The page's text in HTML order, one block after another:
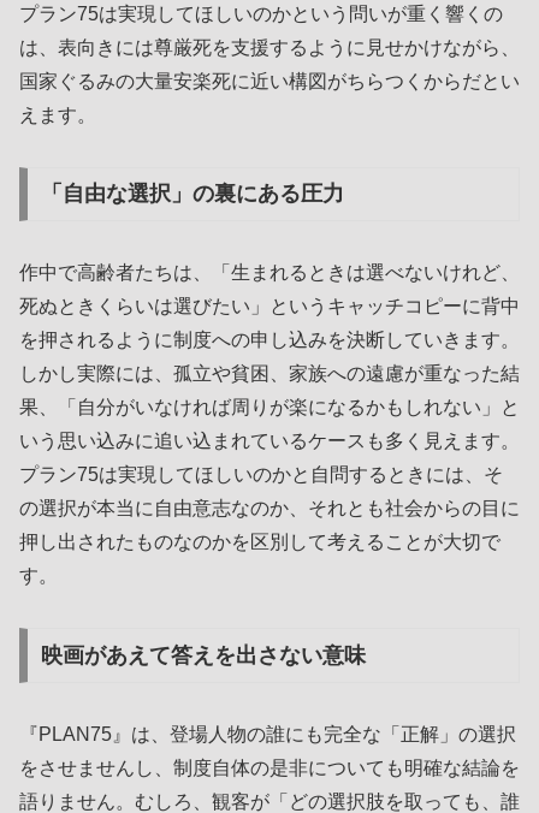
プラン75は実現してほしいのかという問いが重く響くの
は、表向きには尊厳死を支援するように見せかけながら、
国家ぐるみの大量安楽死に近い構図がちらつくからだとい
えます。
「自由な選択」の裏にある圧力
作中で高齢者たちは、「生まれるときは選べないけれど、
死ぬときくらいは選びたい」というキャッチコピーに背中
を押されるように制度への申し込みを決断していきます。
しかし実際には、孤立や貧困、家族への遠慮が重なった結
果、「自分がいなければ周りが楽になるかもしれない」と
いう思い込みに追い込まれているケースも多く見えます。
プラン75は実現してほしいのかと自問するときには、そ
の選択が本当に自由意志なのか、それとも社会からの目に
押し出されたものなのかを区別して考えることが大切で
す。
映画があえて答えを出さない意味
『PLAN75』は、登場人物の誰にも完全な「正解」の選択
をさせませんし、制度自体の是非についても明確な結論を
語りません。むしろ、観客が「どの選択肢を取っても、誰